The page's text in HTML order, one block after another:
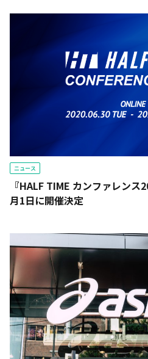
ニュース
『HALF TIME カンファレン
月1日に開催決定